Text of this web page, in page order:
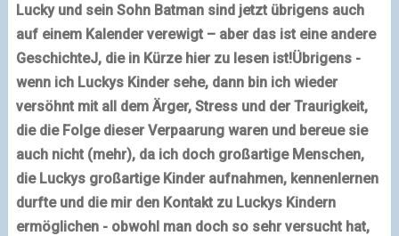
Lucky und sein Sohn Batman sind jetzt übrigens auch
auf einem Kalender verewigt – aber das ist eine andere
GeschichteJ, die in Kürze hier zu lesen ist!Übrigens -
wenn ich Luckys Kinder sehe, dann bin ich wieder
versöhnt mit all dem Ärger, Stress und der Traurigkeit,
die die Folge dieser Verpaarung waren und bereue sie
auch nicht (mehr), da ich doch großartige Menschen,
die Luckys großartige Kinder aufnahmen, kennenlernen
durfte und die mir den Kontakt zu Luckys Kindern
ermöglichen - obwohl man doch so sehr versucht hat,